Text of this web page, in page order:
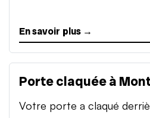
En savoir plus →
Porte claquée à
Votre porte a claqué